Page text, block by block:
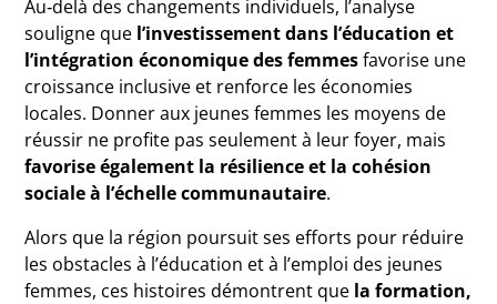
Au‑delà des changements individuels, l’analyse
souligne que l’investissement dans l’éducation et
l’intégration économique des femmesfavorise une
croissance inclusive et renforce les économies
locales. Donner aux jeunes femmes les moyens de
réussir ne profite pas seulement à leur foyer, mais
favorise également la résilience et la cohésion
sociale à l’échelle communautaire.
Alors que la région poursuit ses efforts pour réduire
les obstacles à l’éducation et à l’emploi des jeunes
femmes, ces histoires démontrent que la formation,